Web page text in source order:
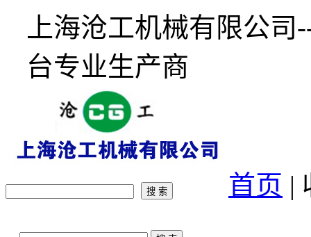
上海沧工机械有限公
台专业生产商
首页 |